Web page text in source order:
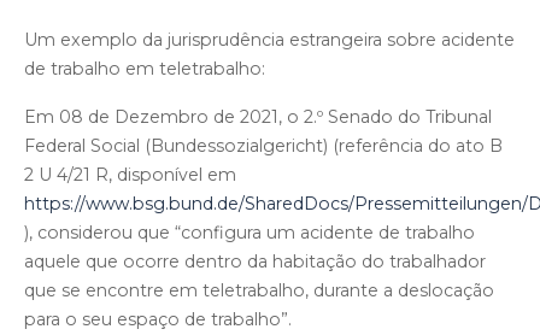
Um exemplo da jurisprudência estrangeira sobre acidente
de trabalho em teletrabalho:
Em 08 de Dezembro de 2021, o 2.º Senado do Tribunal
Federal Social (Bundessozialgericht) (referência do ato B
2 U 4/21 R, disponível em
https://www.bsg.bund.de/SharedDocs/Pressemitteilungen/
), considerou que “configura um acidente de trabalho
aquele que ocorre dentro da habitação do trabalhador
que se encontre em teletrabalho, durante a deslocação
para o seu espaço de trabalho”.